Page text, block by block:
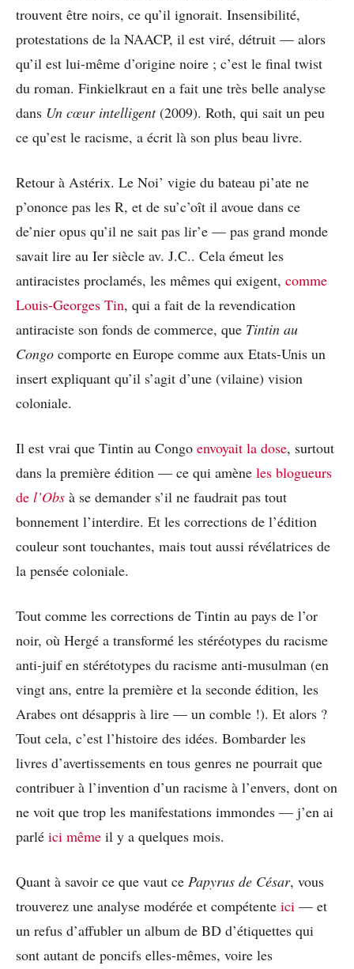
trouvent être noirs, ce qu’il ignorait. Insensibilité,
protestations de la NAACP, il est viré, détruit — alors
qu’il est lui-même d’origine noire ; c’est le final twist
du roman. Finkielkraut en a fait une très belle analyse
dans Un cœur intelligent(2009). Roth, qui sait un peu
ce qu’est le racisme, a écrit là son plus beau livre.
Retour à Astérix. Le Noi’ vigie du bateau pi’ate ne
p’ononce pas les R, et de su’c’oît il avoue dans ce
de’nier opus qu’il ne sait pas lir’e — pas grand monde
savait lire au Ier siècle av. J.C.. Cela émeut les
antiracistes proclamés, les mêmes qui exigent, comme
Louis-Georges Tin, qui a fait de la revendication
antiraciste son fonds de commerce, que Tintin au
Congo comporte en Europe comme aux Etats-Unis un
insert expliquant qu’il s’agit d’une (vilaine) vision
coloniale.
Il est vrai que Tintin au Congo envoyait la dose, surtout
dans la première édition — ce qui amène les blogueurs
de l’Obs à se demander s’il ne faudrait pas tout
bonnement l’interdire. Et les corrections de l’édition
couleur sont touchantes, mais tout aussi révélatrices de
la pensée coloniale.
Tout comme les corrections de Tintin au pays de l’or
noir, où Hergé a transformé les stéréotypes du racisme
anti-juif en stérétotypes du racisme anti-musulman (en
vingt ans, entre la première et la seconde édition, les
Arabes ont désappris à lire — un comble !). Et alors ?
Tout cela, c’est l’histoire des idées. Bombarder les
livres d’avertissements en tous genres ne pourrait que
contribuer à l’invention d’un racisme à l’envers, dont on
ne voit que trop les manifestations immondes — j’en ai
parlé ici même il y a quelques mois.
Quant à savoir ce que vaut ce Papyrus de César, vous
trouverez une analyse modérée et compétente ici — et
un refus d’affubler un album de BD d’étiquettes qui
sont autant de poncifs elles-mêmes, voire les